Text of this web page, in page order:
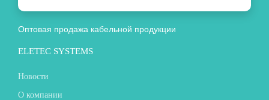
Оптовая продажа кабельной продукции
ELETEC SYSTEMS
Новости
О компании